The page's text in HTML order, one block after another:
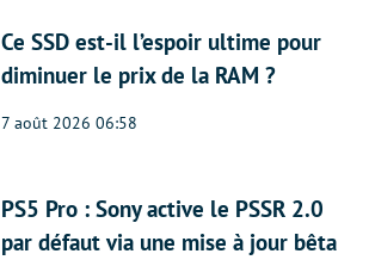
Ce SSD est-il l’espoir ultime pour
diminuer le prix de la RAM ?
7 août 2026 06:58
PS5 Pro : Sony active le PSSR 2.0
par défaut via une mise à jour bêta